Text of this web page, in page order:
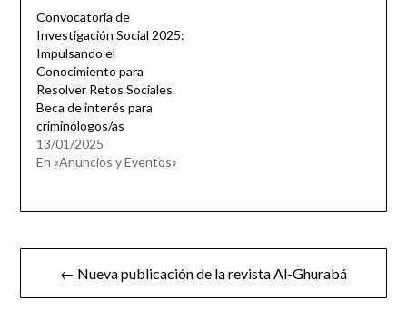
Convocatoria de
Investigación Social 2025:
Impulsando el
Conocimiento para
Resolver Retos Sociales.
Beca de interés para
criminólogos/as
13/01/2025
En «Anuncios y Eventos»
Navegación
de
← Nueva publicación de la revista Al-Ghurabá